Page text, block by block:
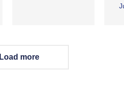
Load more